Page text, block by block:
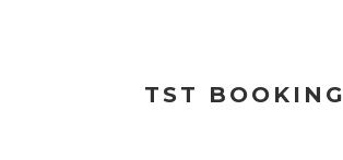
TST BOOKING